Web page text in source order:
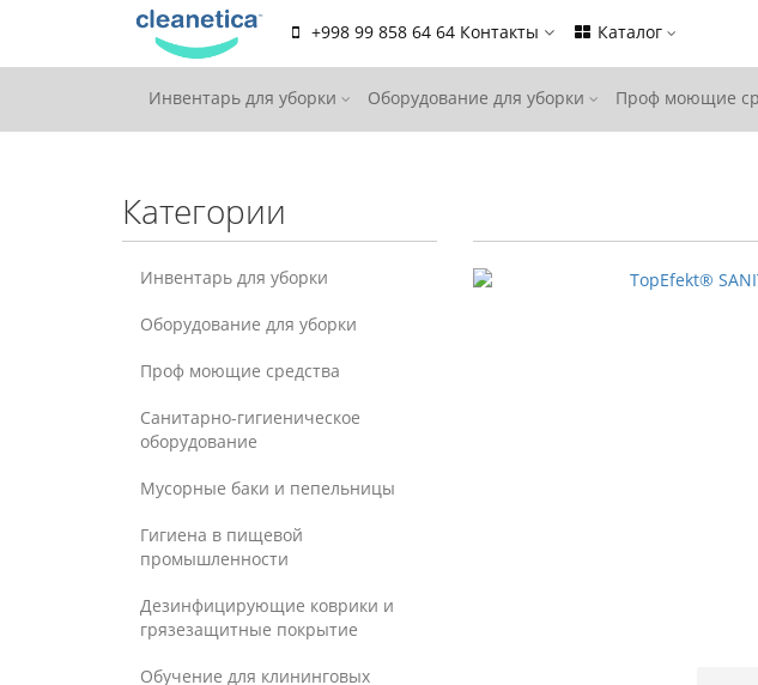
+998 99 858 64 64 Контакты Каталог
Инвентарь для уборки Оборудование для уборки Проф моющие
Категории
Инвентарь для уборки
Оборудование для уборки
Проф моющие средства
Санитарно-гигиеническое
оборудование
Мусорные баки и пепельницы
Гигиена в пищевой
промышленности
Дезинфицирующие коврики и
грязезащитные покрытие
Обучение для клининговых